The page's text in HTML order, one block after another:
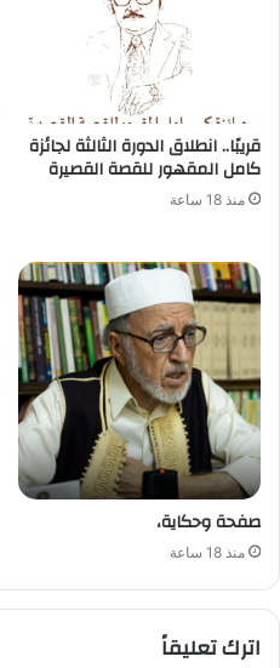
قريبًا.. انطلاق الدورة الثالثة لجائزة
كامل المقهور للقصة القصيرة
منذ 18 ساعة
صفحة وحكاية،
منذ 18 ساعة
اترك تعليقاً